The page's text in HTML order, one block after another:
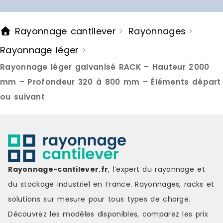
Rayonnage cantilever > Rayonnages >
Rayonnage léger >
Rayonnage léger galvanisé RACK – Hauteur 2000
mm – Profondeur 320 à 800 mm – Éléments départ
ou suivant
Rayonnage-cantilever.fr, l’expert du rayonnage et
du stockage industriel en France. Rayonnages, racks et
solutions sur mesure pour tous types de charge.
Découvrez les modèles disponibles, comparez les prix